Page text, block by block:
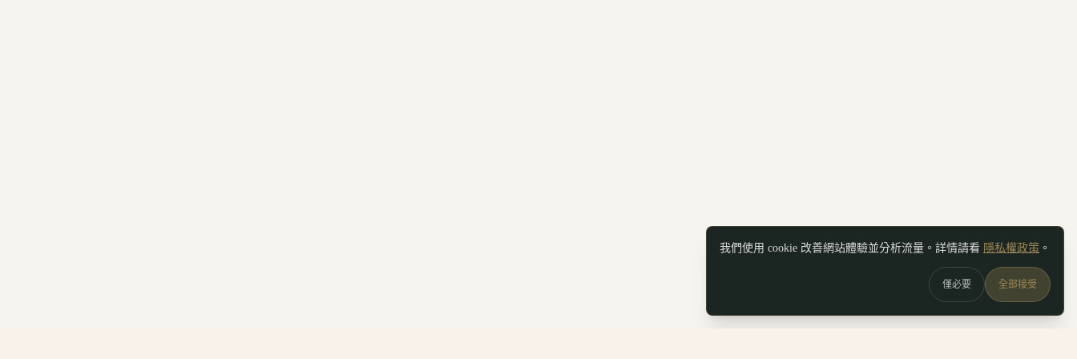
我們使用 cookie 改善網站體驗並分析流量。詳情請看 隱私權政策 。
僅必要 全部接受